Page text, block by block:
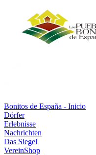
Bonitos de España - Inicio
Dörfer
Erlebnisse
Nachrichten
Das Siegel
VereinShop